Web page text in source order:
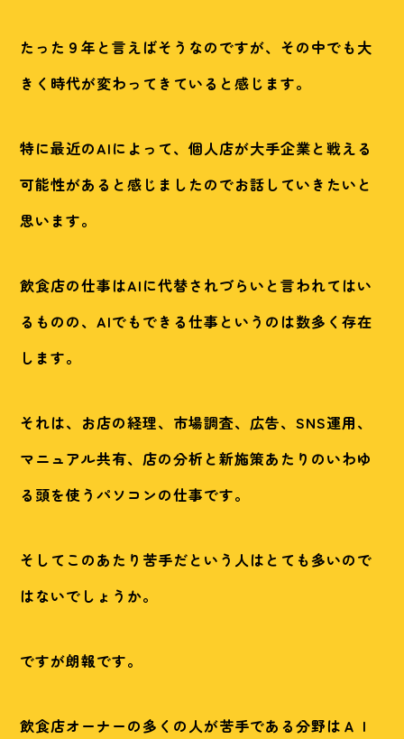
たった９年と言えばそうなのですが、その中でも大
きく時代が変わってきていると感じます。
特に最近のAIによって、個人店が大手企業と戦える
可能性があると感じましたのでお話していきたいと
思います。
飲食店の仕事はAIに代替されづらいと言われてはい
るものの、AIでもできる仕事というのは数多く存在
します。
それは、お店の経理、市場調査、広告、SNS運用、
マニュアル共有、店の分析と新施策あたりのいわゆ
る頭を使うパソコンの仕事です。
そしてこのあたり苦手だという人はとても多いので
はないでしょうか。
ですが朗報です。
飲食店オーナーの多くの人が苦手である分野はＡＩ